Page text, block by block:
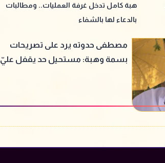
هبة كامل تدخل غرفة العمليات.. ومطالبات
بالدعاء لها بالشفاء
مصطفى حدوته يرد على تصريحات
بسمة وهبة: مستحيل حد يقفل عليّ